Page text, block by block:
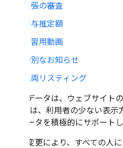
主張の審査
給与推定額
学習用動画
特別なお知らせ
車両リスティング
構造化データは、ウェブサイト
Google は、利用者の少ない表
造化データを積極的にサポートし
今回の変更により、すべての人